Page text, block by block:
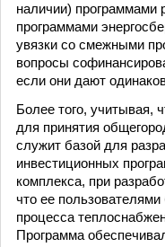
наличии)
программами
увязки со смежными
вопросы
если они дают
Более того, учитывая,
для принятия
служит базой для
инвестиционных
комплекса, при
что ее
процесса
Программа